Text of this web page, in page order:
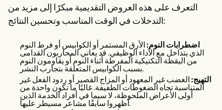
التعرف على هذه العروض التقديمية مبكرًا إلى مزيد من
التدخلات في الوقت المناسب وتحسين النتائج:
اضطرابات النوم: الأرق المستمر أو الكوابيس أو فرط النوم
الذي يتداخل مع الأداء الوظيفي. قد يعاني المحاربون القدامى
من اليقظة التكتيكية المفرطة أثناء النوم أو يقاومون النوم
بسبب الكوابيس المتعلقة بتجارب النشر.
التهيج: الغضب غير المعهود أو المزاج القصير أو ردود الفعل غير
المتناسبة تجاه الضغوطات الطفيفة. غالبًا ما تكون واحدة من
أولى الأعراض الملحوظة، لا سيما في أفراد الخدمة الذين
أظهروا سابقًا مشاعر مسيطر عليها.